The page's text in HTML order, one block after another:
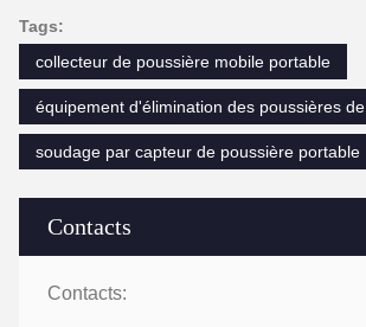
Contacts
Contacts:
Tags:
collecteur de poussière mobile portable
équipement d'élimination des poussières
soudage par capteur de poussière portable